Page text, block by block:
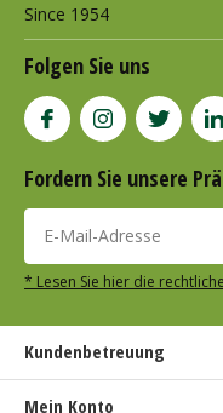
Since 1954
Folgen Sie uns
Fordern Sie unsere
* Lesen Sie hier die
Kundenbetreuung
Mein Konto